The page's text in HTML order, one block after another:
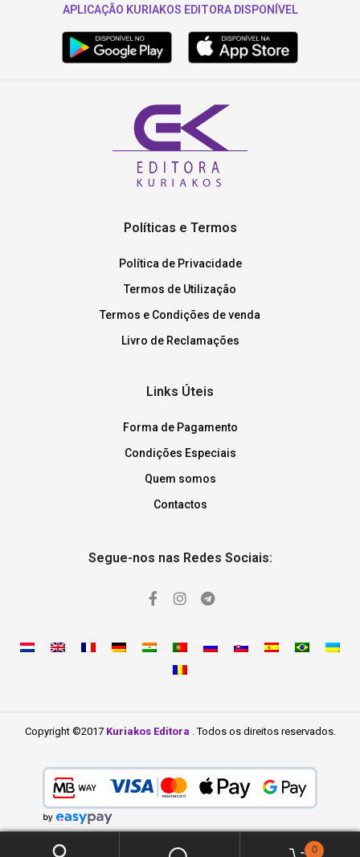
APLICAÇÃO KURIAKOS EDITORA DISPONÍVEL
Políticas e Termos
Política de Privacidade
Termos de Utilização
Termos e Condições de venda
Livro de Reclamações
Links Úteis
Forma de Pagamento
Condições Especiais
Quem somos
Contactos
Segue-nos nas Redes Sociais:
Copyright ©2017 Kuriakos Editora . Todos os direitos reservados.
0